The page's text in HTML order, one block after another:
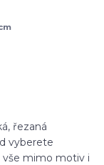
řezaná
vyberete
mimo motiv i